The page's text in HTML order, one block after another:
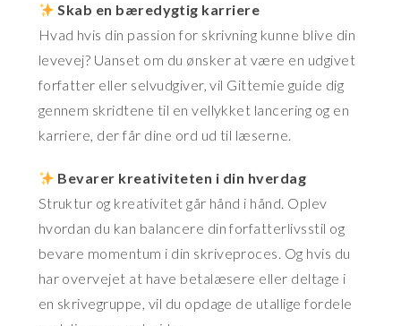
Skab en bæredygtig karriere
Hvad hvis din passion for skrivning kunne blive din
levevej? Uanset om du ønsker at være en udgivet
forfatter eller selvudgiver, vil Gittemie guide dig
gennem skridtene til en vellykket lancering og en
karriere, der får dine ord ud til læserne.
Bevarer kreativiteten i din hverdag
Struktur og kreativitet går hånd i hånd. Oplev
hvordan du kan balancere din forfatterlivsstil og
bevare momentum i din skriveproces. Og hvis du
har overvejet at have betalæsere eller deltage i
en skrivegruppe, vil du opdage de utallige fordele